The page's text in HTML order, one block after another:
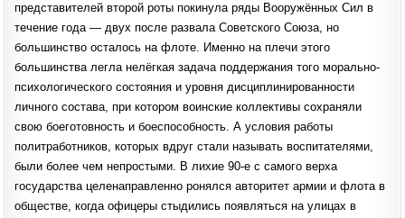
представителей второй роты покинула ряды Вооружённых Сил в
течение года — двух после развала Советского Союза, но
большинство осталось на флоте. Именно на плечи этого
большинства легла нелёгкая задача поддержания того морально-
психологического состояния и уровня дисциплинированности
личного состава, при котором воинские коллективы сохраняли
свою боеготовность и боеспособность. А условия работы
политработников, которых вдруг стали называть воспитателями,
были более чем непростыми. В лихие 90-е с самого верха
государства целенаправленно ронялся авторитет армии и флота в
обществе, когда офицеры стыдились появляться на улицах в